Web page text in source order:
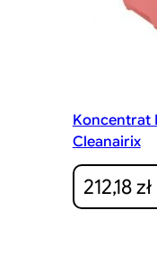
Koncentrat
Cleanairix
212,18zł